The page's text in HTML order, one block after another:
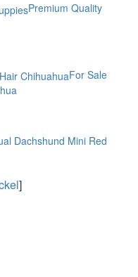
Premium Quality
For Sale
Dachshund Mini Red
]